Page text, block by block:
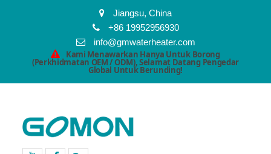
Jiangsu, China
+86 19952956930
info@gmwaterheater.com
Kami Menawarkan Hanya Untuk Borong
(Perkhidmatan OEM / ODM), Selamat Datang Pengedar
Global Untuk Berunding!